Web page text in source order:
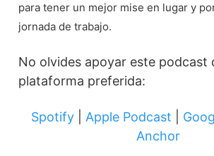
para tener un mejor mise en lugar y
jornada de trabajo.
No olvides apoyar este podcast
plataforma preferida:
Spotify Apple Podcast
Anchor